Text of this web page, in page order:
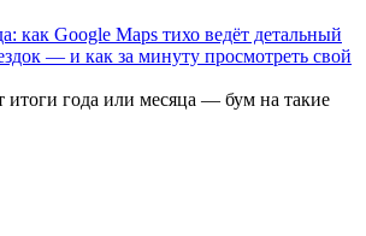
как Google Maps тихо ведёт детальный
— и как за минуту просмотреть свой
итоги года или месяца — бум на такие